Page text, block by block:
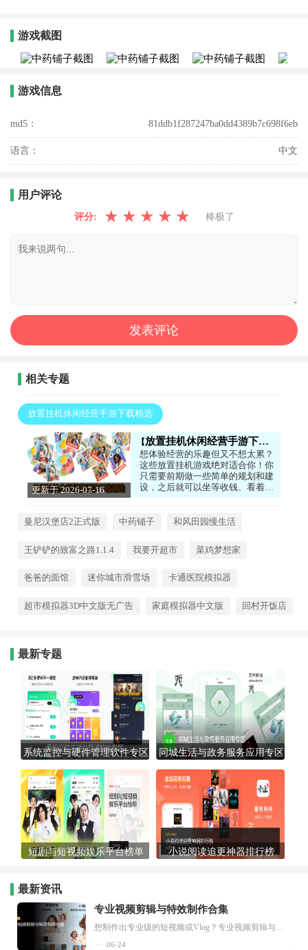
游戏截图
游戏信息
md5： 81ddb1f287247ba0dd4389b7c698f6eb
语言： 中文
用户评论
评分: ★ ★ ★ ★ ★ 棒极了
相关专题
放置挂机休闲经营手游下载精选
更新于 2026-07-16
放置挂机休闲经营手游下载精选
想体验经营的乐趣但又不想太累？
这些放置挂机游戏绝对适合你！你
只需要前期做一些简单的规划和建
设，之后就可以坐等收钱、看着你
的产业自动运转了。无论是经营一
国，都能在轻松愉快的氛围中体验
曼尼汉堡店2正式版 中药铺子 和风田园慢生活
王铲铲的致富之路1.1.4 我要开超市 菜鸡梦想家
爸爸的面馆 迷你城市滑雪场 卡通医院模拟器
超市模拟器3D中文版无广告 家庭模拟器中文版 回村开饭店
最新专题
系统监控与硬件管理软件专区 同城生活与政务服务应用专区
短剧与短视频娱乐平台榜单 小说阅读追更神器排行榜
最新资讯
专业视频剪辑与特效制作合集
06-24